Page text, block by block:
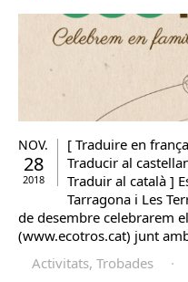
NOV.
28
2018
[ Traduire en
Traducir al
Traduir al català ]
Tarragona i Les
de desembre celebrarem
(www.ecotros.cat) junt
Activitats, Trobades ·